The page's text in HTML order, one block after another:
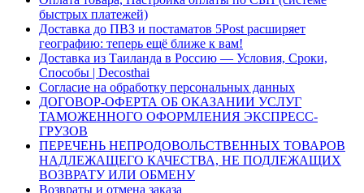
быстрых платежей)
Доставка до ПВЗ и постаматов 5Post расширяет
географию: теперь ещё ближе к вам!
Доставка из Таиланда в Россию — Условия, Сроки,
Способы | Decosthai
Согласие на обработку персональных данных
ДОГОВОР-ОФЕРТА ОБ ОКАЗАНИИ УСЛУГ
ТАМОЖЕННОГО ОФОРМЛЕНИЯ ЭКСПРЕСС-
ГРУЗОВ
ПЕРЕЧЕНЬ НЕПРОДОВОЛЬСТВЕННЫХ ТОВАРОВ
НАДЛЕЖАЩЕГО КАЧЕСТВА, НЕ ПОДЛЕЖАЩИХ
ВОЗВРАТУ ИЛИ ОБМЕНУ
Возвраты и отмена заказа